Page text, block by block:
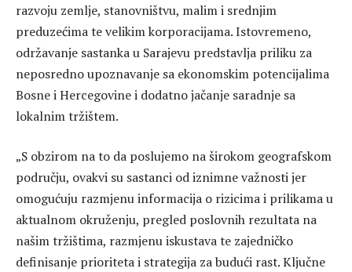
razvoju zemlje, stanovništvu, malim i srednjim
preduzećima te velikim korporacijama. Istovremeno,
održavanje sastanka u Sarajevu predstavlja priliku za
neposredno upoznavanje sa ekonomskim potencijalima
Bosne i Hercegovine i dodatno jačanje saradnje sa
lokalnim tržištem.
„S obzirom na to da poslujemo na širokom geografskom
području, ovakvi su sastanci od iznimne važnosti jer
omogućuju razmjenu informacija o rizicima i prilikama u
aktualnom okruženju, pregled poslovnih rezultata na
našim tržištima, razmjenu iskustava te zajedničko
definisanje prioriteta i strategija za budući rast. Ključne